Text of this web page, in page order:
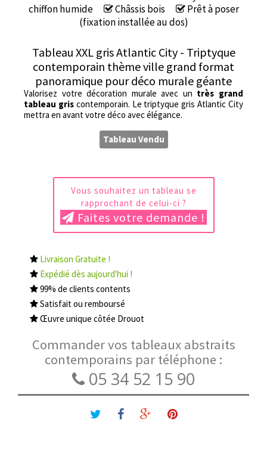
chiffon humide
Châssis bois
Prêt à poser
(fixation installée au dos)
Tableau XXL gris Atlantic City - Triptyque
contemporain thème ville grand format
panoramique pour déco murale géante
Valorisez votre décoration murale avec un très grand
tableau griscontemporain. Le triptyque gris Atlantic City
mettra en avant votre déco avec élégance.
Tableau Vendu
Vous souhaitez un tableau se
rapprochant de celui-ci ?
Faites votre demande !
Livraison Gratuite !
Expédié dès aujourd'hui !
99% de clients contents
Satisfait ou remboursé
Œuvre unique côtée Drouot
Commander vos tableaux abstraits
contemporains par téléphone :
05 34 52 15 90